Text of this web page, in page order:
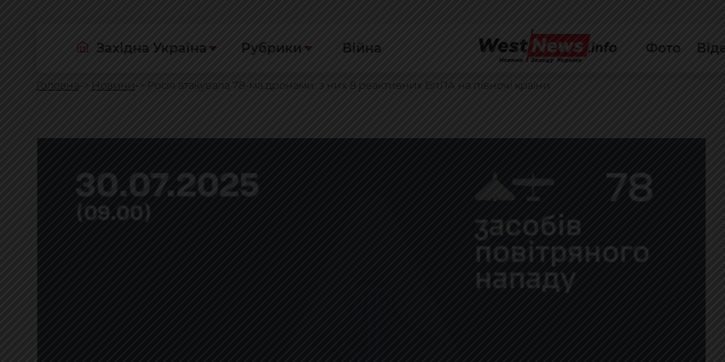
Західна Україна Рубрики Війна Фото
Головна Новини Росія атакувала 78-ма дронами: з них 8 реактивних БпЛА на півночі країни